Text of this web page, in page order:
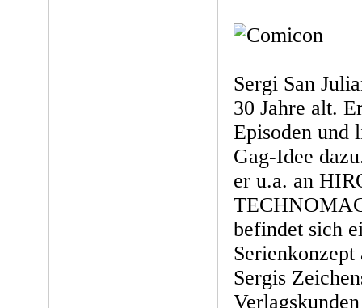
Sergi San
30 Jahre alt.
Episoden und
Gag-Idee
er u.a. an
befindet sich
Serienkonzept
Sergis